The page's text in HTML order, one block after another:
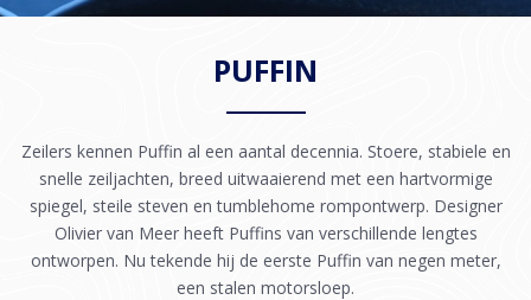
PUFFIN
Zeilers kennen Puffin al een aantal decennia. Stoere, stabiele en
snelle zeiljachten, breed uitwaaierend met een hartvormige
spiegel, steile steven en tumblehome rompontwerp. Designer
Olivier van Meer heeft Puffins van verschillende lengtes
ontworpen. Nu tekende hij de eerste Puffin van negen meter,
een stalen motorsloep.